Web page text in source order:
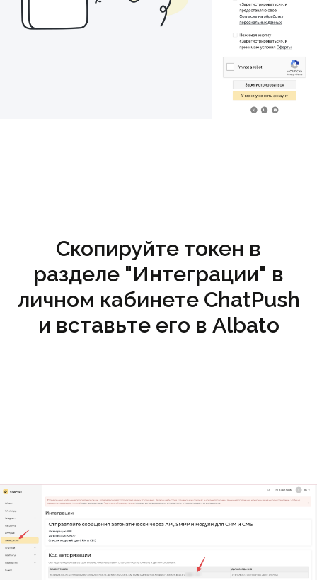
Скопируйте токен в
разделе "Интеграции" в
личном кабинете ChatPush
и вставьте его в Albato